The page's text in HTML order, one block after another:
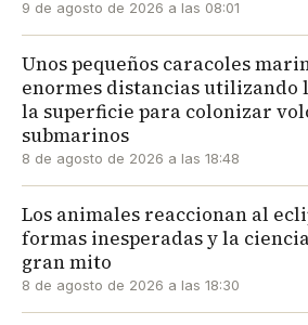
9 de agosto de 2026 a las 08:01
Unos pequeños caracoles
enormes distancias utilizando
la superficie para colonizar
submarinos
8 de agosto de 2026 a las 18:48
Los animales reaccionan al
formas inesperadas y la
gran mito
8 de agosto de 2026 a las 18:30